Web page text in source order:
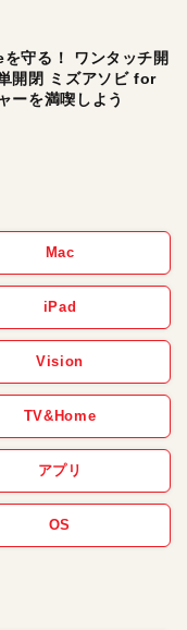
したい人にオスス
守る！ ワンタッチ開
開閉 ミズアソビ for
ーを満喫しよう
Mac
iPad
Vision
TV&Home
アプリ
OS